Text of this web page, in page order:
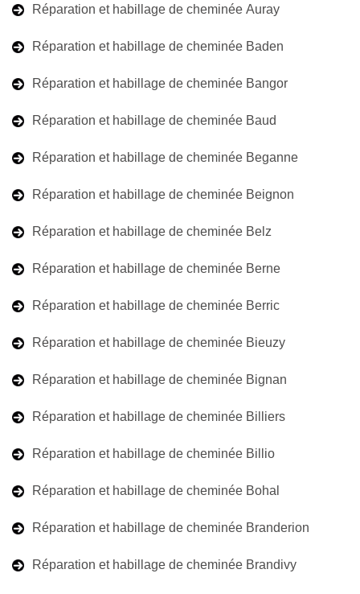
Réparation et habillage de cheminée Auray
Réparation et habillage de cheminée Baden
Réparation et habillage de cheminée Bangor
Réparation et habillage de cheminée Baud
Réparation et habillage de cheminée Beganne
Réparation et habillage de cheminée Beignon
Réparation et habillage de cheminée Belz
Réparation et habillage de cheminée Berne
Réparation et habillage de cheminée Berric
Réparation et habillage de cheminée Bieuzy
Réparation et habillage de cheminée Bignan
Réparation et habillage de cheminée Billiers
Réparation et habillage de cheminée Billio
Réparation et habillage de cheminée Bohal
Réparation et habillage de cheminée Branderion
Réparation et habillage de cheminée Brandivy